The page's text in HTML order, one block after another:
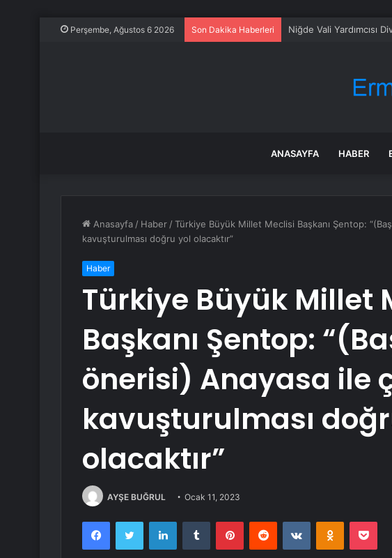
Perşembe, Ağustos 6 2026 Son Dakika Haberleri
ANASAYFA HABER
Anasayfa / Haber /Türkiye Büyük Millet Meclisi Başkanı Şentop:
kavuşturulması doğru yol olacaktır”
Haber
Türkiye Büyük Millet
Başkanı Şentop:
önerisi) Anayasa ile
kavuşturulması
olacaktır”
AYŞE BUĞRUL Ocak 11, 2023
FacebookTwitter LinkedInTumblr PinterestReddit VKontakte